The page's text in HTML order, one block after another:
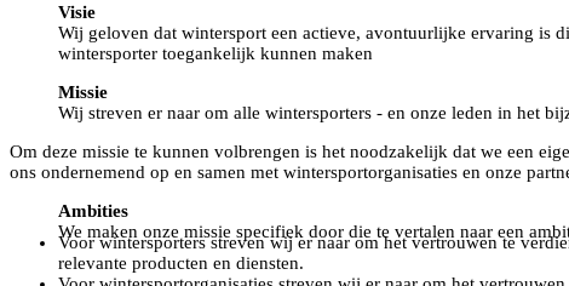
Visie
Wij geloven dat wintersport een actieve, avontuurlijke ervaring is
wintersporter toegankelijk kunnen maken
Missie
Wij streven er naar om alle wintersporters - en onze leden in het
Om deze missie te kunnen volbrengen is het noodzakelijk dat we een
ons ondernemend op en samen met wintersportorganisaties en onze
Ambities
We maken onze missie specifiek door die te vertalen naar een
Voor wintersporters streven wij er naar om het vertrouwen te
relevante producten en diensten.